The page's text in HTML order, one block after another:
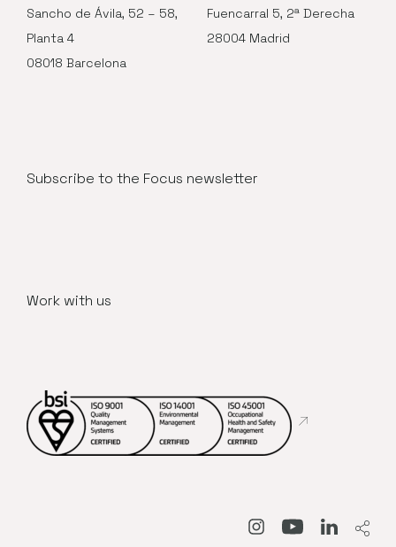
Sancho de Ávila, 52 – 58,
Planta 4
08018 Barcelona
Fuencarral 5, 2ª Derecha
28004 Madrid
Subscribe to the Focus newsletter
Work with us
Abre en nueva
Abre en nueva
Abre en